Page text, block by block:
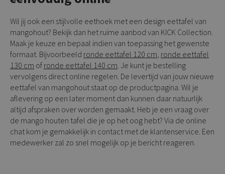
Wil jij ook een stijlvolle eethoek met een design eettafel van
mangohout? Bekijk dan het ruime aanbod van KICK Collection.
Maak je keuze en bepaal indien van toepassing het gewenste
formaat. Bijvoorbeeld ronde eettafel 120 cm, ronde eettafel
130 cm of ronde eettafel 140 cm. Je kunt je bestelling
vervolgens direct online regelen. De levertijd van jouw nieuwe
eettafel van mangohout staat op de productpagina. Wil je
aflevering op een later moment dan kunnen daar natuurlijk
altijd afspraken over worden gemaakt. Heb je een vraag over
de mango houten tafel die je op het oog hebt? Via de online
chat kom je gemakkelijk in contact met de klantenservice. Een
medewerker zal zo snel mogelijk op je bericht reageren.